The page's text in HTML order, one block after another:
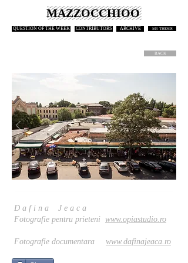
MAZZOCCHIOO
QUESTION OF THE WEEK CONTRIBUTORS ARCHIVE M3 THESIS
BACK
D a f i n a J e a c a
Fotografie pentru prieteni www.opiastudio.ro
Fotografie documentara www.dafinajeaca.ro